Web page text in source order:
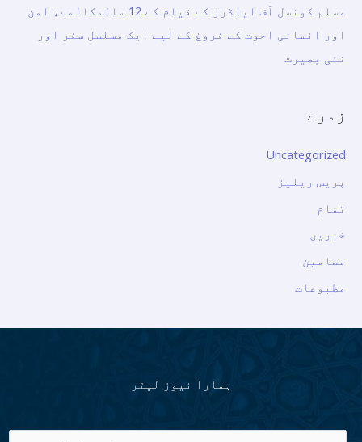
مسلم کونسل آف ایلڈرز کے قیام کے 12 سالمکالمے، امن
اور انسانی اخوت کے فروغ کے لیے ایک مسلسل سفر اور
نئی بصیرت
زمرے
Uncategorized
پریس ریلیز
تمام
خبریں
مضامین
مطبوعات
ہمارا نیوز لیٹر